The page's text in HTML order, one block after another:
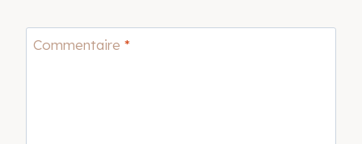
Commentaire *